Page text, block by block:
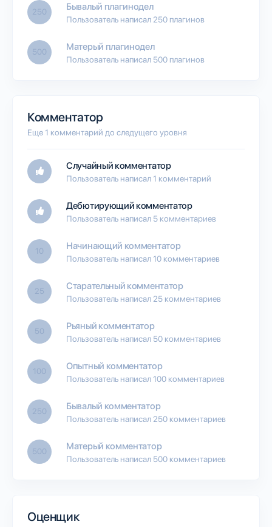
250 Бывалый плагинодел
Пользователь написал 250 плагинов
500 Матерый плагинодел
Пользователь написал 500 плагинов
Комментатор
Еще 1 комментарий до следущего уровня
Случайный комментатор
Пользователь написал 1 комментарий
Дебютирующий комментатор
Пользователь написал 5 комментариев
10 Начинающий комментатор
Пользователь написал 10 комментариев
25 Старательный комментатор
Пользователь написал 25 комментариев
50 Рьяный комментатор
Пользователь написал 50 комментариев
100 Опытный комментатор
Пользователь написал 100 комментариев
250 Бывалый комментатор
Пользователь написал 250 комментариев
500 Матерый комментатор
Пользователь написал 500 комментариев
Оценщик